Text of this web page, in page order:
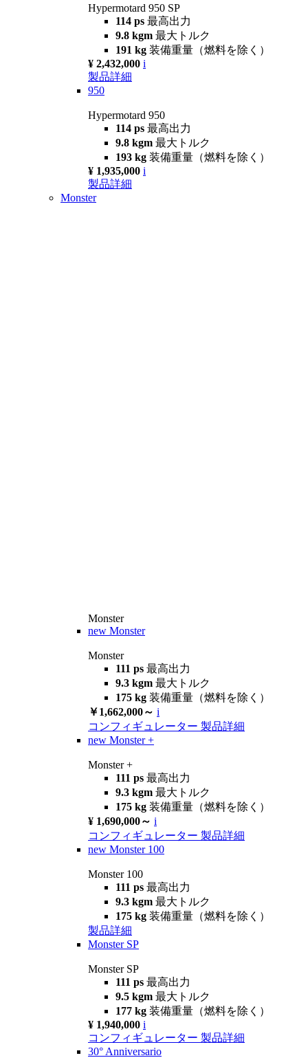
Hypermotard 950 SP
114 ps 最高出力
9.8 kgm 最大トルク
191 kg 装備重量（燃料を除く）
¥ 2,432,000 i
製品詳細
950
Hypermotard 950
114 ps 最高出力
9.8 kgm 最大トルク
193 kg 装備重量（燃料を除く）
¥ 1,935,000 i
製品詳細
Monster
Monster
new Monster
Monster
111 ps 最高出力
9.3 kgm 最大トルク
175 kg 装備重量（燃料を除く）
￥1,662,000～ i
コンフィギュレーター 製品詳細
new Monster +
Monster +
111 ps 最高出力
9.3 kgm 最大トルク
175 kg 装備重量（燃料を除く）
¥ 1,690,000～ i
コンフィギュレーター 製品詳細
new Monster 100
Monster 100
111 ps 最高出力
9.3 kgm 最大トルク
175 kg 装備重量（燃料を除く）
製品詳細
Monster SP
Monster SP
111 ps 最高出力
9.5 kgm 最大トルク
177 kg 装備重量（燃料を除く）
¥ 1,940,000 i
コンフィギュレーター 製品詳細
30° Anniversario